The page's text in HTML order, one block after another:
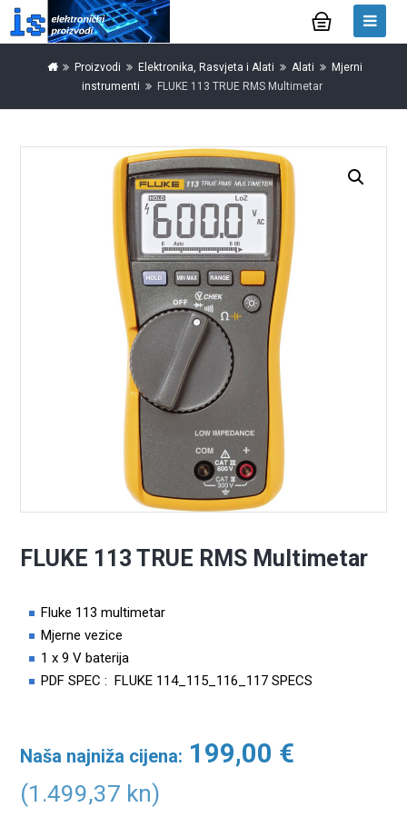
Proizvodi Elektronika, Rasvjeta i Alati Alati
Mjerni
instrumenti
FLUKE 113 TRUE RMS Multimetar
FLUKE 113 TRUE RMS Multimetar
Fluke 113 multimetar
Mjerne vezice
1 x 9 V baterija
PDF SPEC :FLUKE 114_115_116_117 SPECS
Naša najniža cijena: 199,00 €
(1.499,37 kn)